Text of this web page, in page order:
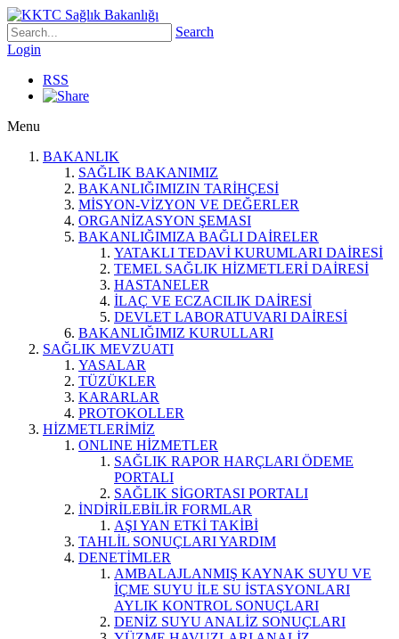
Search
Login
RSS
Menu
BAKANLIK
SAĞLIK BAKANIMIZ
BAKANLIĞIMIZIN TARİHÇESİ
MİSYON-VİZYON VE DEĞERLER
ORGANİZASYON ŞEMASI
BAKANLIĞIMIZA BAĞLI DAİRELER
YATAKLI TEDAVİ KURUMLARI DAİRESİ
TEMEL SAĞLIK HİZMETLERİ DAİRESİ
HASTANELER
İLAÇ VE ECZACILIK DAİRESİ
DEVLET LABORATUVARI DAİRESİ
BAKANLIĞIMIZ KURULLARI
SAĞLIK MEVZUATI
YASALAR
TÜZÜKLER
KARARLAR
PROTOKOLLER
HİZMETLERİMİZ
ONLINE HİZMETLER
SAĞLIK RAPOR HARÇLARI ÖDEME
PORTALI
SAĞLIK SİGORTASI PORTALI
İNDİRİLEBİLİR FORMLAR
AŞI YAN ETKİ TAKİBİ
TAHLİL SONUÇLARI YARDIM
DENETİMLER
AMBALAJLANMIŞ KAYNAK SUYU VE
İÇME SUYU İLE SU İSTASYONLARI
AYLIK KONTROL SONUÇLARI
DENİZ SUYU ANALİZ SONUÇLARI